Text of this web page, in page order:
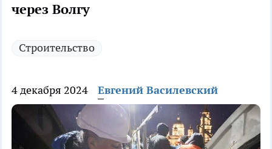
через Волгу
Строительство
4 декабря 2024 Евгений Василевский